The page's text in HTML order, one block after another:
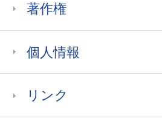
著作権
個人情報
リンク